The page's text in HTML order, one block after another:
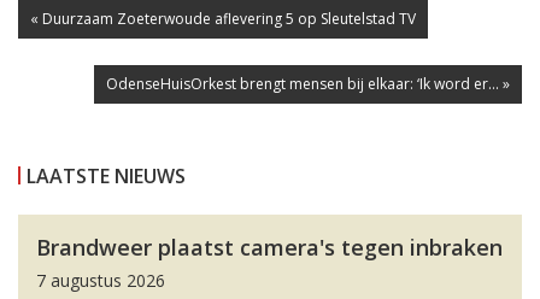
« Duurzaam Zoeterwoude aflevering 5 op Sleutelstad TV
OdenseHuisOrkest brengt mensen bij elkaar: ‘Ik word er... »
LAATSTE NIEUWS
Brandweer plaatst camera's tegen inbraken
7 augustus 2026